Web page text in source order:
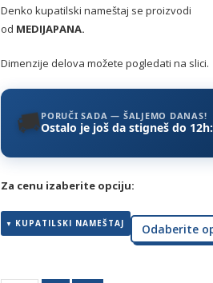
Denko kupatilski nameštaj se proizvodi
od MEDIJAPANA.
Dimenzije delova možete pogledati na slici.
🚚PORUČI SADA — ŠALJEMO DANAS!
Ostalo je još da stigneš do 12h:
Za cenu izaberite opciju:
KUPATILSKI NAMEŠTAJ